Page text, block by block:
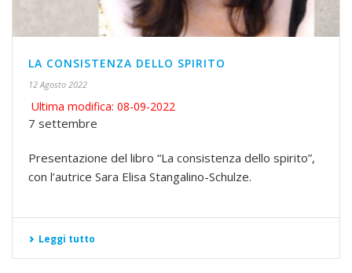
LA CONSISTENZA DELLO SPIRITO
12 Agosto 2022
Ultima modifica: 08-09-2022
7 settembre
Presentazione del libro “La consistenza dello spirito”,
con l’autrice Sara Elisa Stangalino-Schulze.
Leggi tutto